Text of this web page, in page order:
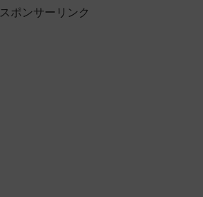
スポンサーリンク